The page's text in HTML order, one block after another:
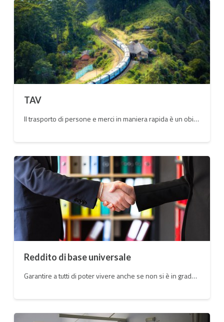
TAV
Il trasporto di persone e merci in maniera rapida è un obiettivo che deve essere raggiunto ma è davvero questa la strada da percorrere?
Reddito di base universale
Garantire a tutti di poter vivere anche se non si è in grado di trovare un lavoro e allo stesso tempo aiutare chi non è più in grado di rientrare nel mondo del lavoro è una necessità del nostro tempo